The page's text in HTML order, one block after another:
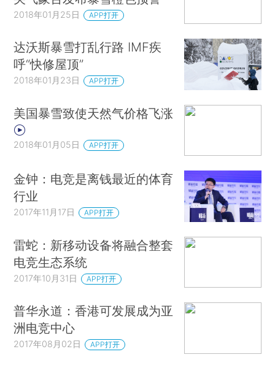
2018年01月25日 APP打开
达沃斯暴雪打乱行路 IMF疾
呼“快修屋顶”
2018年01月23日 APP打开
美国暴雪致使天然气价格飞涨
2018年01月05日 APP打开
金钟：电竞是离钱最近的体育
行业
2017年11月17日 APP打开
雷蛇：新移动设备将融合整套
电竞生态系统
2017年10月31日 APP打开
普华永道：香港可发展成为亚
洲电竞中心
2017年08月02日 APP打开